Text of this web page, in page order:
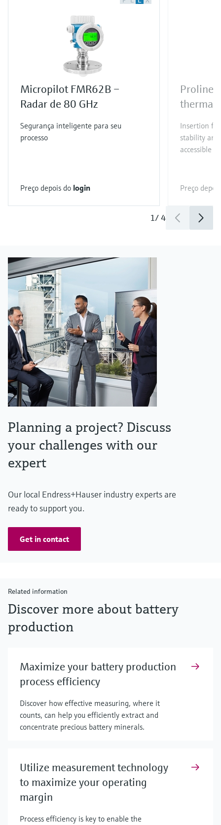
Micropilot FMR62B –
Radar de 80 GHz
Segurança inteligente para seu
processo
Preço depois do login
Proline
thermal
Insertion
stability
accessible
Preço
1/4
Planning a project? Discuss
your challenges with our
expert
Our local Endress+Hauser industry experts are
ready to support you.
Get in contact
Related information
Discover more about battery
production
Maximize your battery production
process efficiency
Discover how effective measuring, where it
counts, can help you efficiently extract and
concentrate precious battery minerals.
Utilize measurement technology
to maximize your operating
margin
Process efficiency is key to enable the